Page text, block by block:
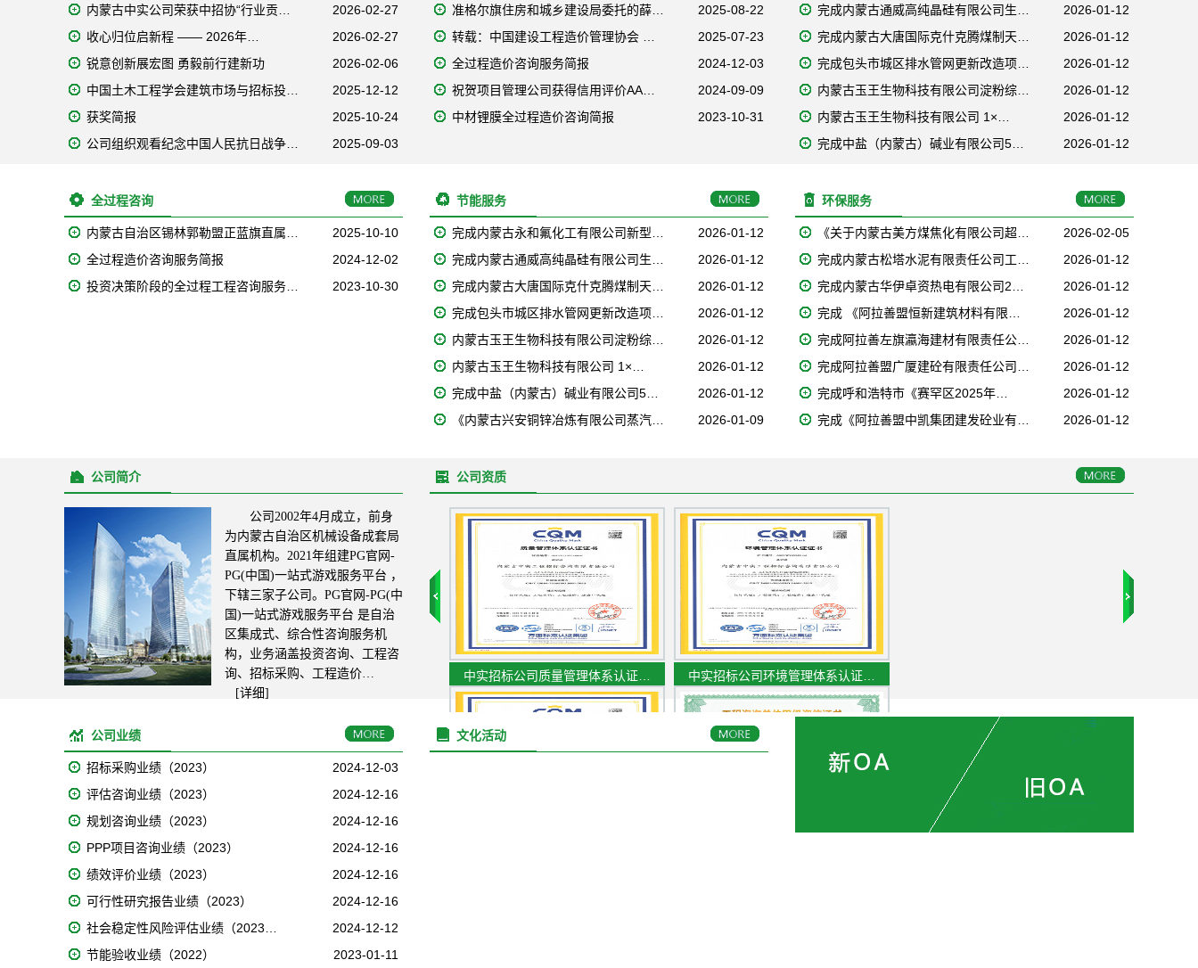
2026-02-27
内蒙古中实公司荣获中招协“行业贡…
2026-02-27
收心归位启新程 —— 2026年…
2026-02-06
锐意创新展宏图 勇毅前行建新功
2025-12-12
中国土木工程学会建筑市场与招标投…
2025-10-24
获奖简报
2025-09-03
公司组织观看纪念中国人民抗日战争…
2025-08-22
准格尔旗住房和城乡建设局委托的薛…
2025-07-23
转载：中国建设工程造价管理协会 …
2024-12-03
全过程造价咨询服务简报
2024-09-09
祝贺项目管理公司获得信用评价AA…
2023-10-31
中材锂膜全过程造价咨询简报
2026-01-12
完成内蒙古通威高纯晶硅有限公司生…
2026-01-12
完成内蒙古大唐国际克什克腾煤制天…
2026-01-12
完成包头市城区排水管网更新改造项…
2026-01-12
内蒙古玉王生物科技有限公司淀粉综…
2026-01-12
内蒙古玉王生物科技有限公司 1×…
2026-01-12
完成中盐（内蒙古）碱业有限公司5…
全过程咨询
2025-10-10
内蒙古自治区锡林郭勒盟正蓝旗直属…
2024-12-02
全过程造价咨询服务简报
2023-10-30
投资决策阶段的全过程工程咨询服务…
节能服务
2026-01-12
完成内蒙古永和氟化工有限公司新型…
2026-01-12
完成内蒙古通威高纯晶硅有限公司生…
2026-01-12
完成内蒙古大唐国际克什克腾煤制天…
2026-01-12
完成包头市城区排水管网更新改造项…
2026-01-12
内蒙古玉王生物科技有限公司淀粉综…
2026-01-12
内蒙古玉王生物科技有限公司 1×…
2026-01-12
完成中盐（内蒙古）碱业有限公司5…
2026-01-09
《内蒙古兴安铜锌冶炼有限公司蒸汽…
环保服务
2026-02-05
《关于内蒙古美方煤焦化有限公司超…
2026-01-12
完成内蒙古松塔水泥有限责任公司工…
2026-01-12
完成内蒙古华伊卓资热电有限公司2…
2026-01-12
完成 《阿拉善盟恒新建筑材料有限…
2026-01-12
完成阿拉善左旗瀛海建材有限责任公…
2026-01-12
完成阿拉善盟广厦建砼有限责任公司…
2026-01-12
完成呼和浩特市《赛罕区2025年…
2026-01-12
完成《阿拉善盟中凯集团建发砼业有…
公司简介
公司2002年4月成立，前身
为内蒙古自治区机械设备成套局
直属机构。2021年组建PG官网-
PG(中国)一站式游戏服务平台 ，
下辖三家子公司。PG官网-PG(中
国)一站式游戏服务平台 是自治
区集成式、综合性咨询服务机
构，业务涵盖投资咨询、工程咨
询、招标采购、工程造价…
[详细]
公司资质
中实招标公司质量管理体系认证… 中实招标公司环境管理体系认证…
公司业绩
2024-12-03
招标采购业绩（2023）
2024-12-16
评估咨询业绩（2023）
2024-12-16
规划咨询业绩（2023）
2024-12-16
PPP项目咨询业绩（2023）
2024-12-16
绩效评价业绩（2023）
2024-12-16
可行性研究报告业绩（2023）
2024-12-12
社会稳定性风险评估业绩（2023…
2023-01-11
节能验收业绩（2022）
文化活动